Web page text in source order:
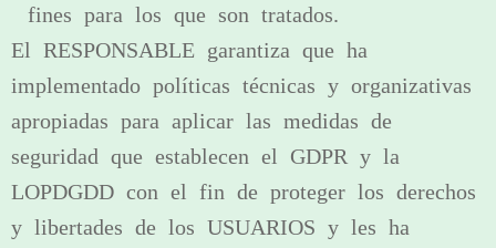
fines para los que son tratados.
El RESPONSABLE garantiza que ha
implementado políticas técnicas y organizativas
apropiadas para aplicar las medidas de
seguridad que establecen el GDPR y la
LOPDGDD con el fin de proteger los derechos
y libertades de los USUARIOS y les ha